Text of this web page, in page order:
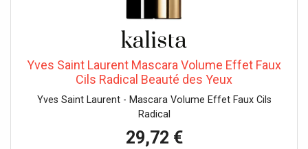
Yves Saint Laurent Mascara Volume Effet Faux
Cils Radical Beauté des Yeux
Yves Saint Laurent - Mascara Volume Effet Faux Cils
Radical
29,72 €